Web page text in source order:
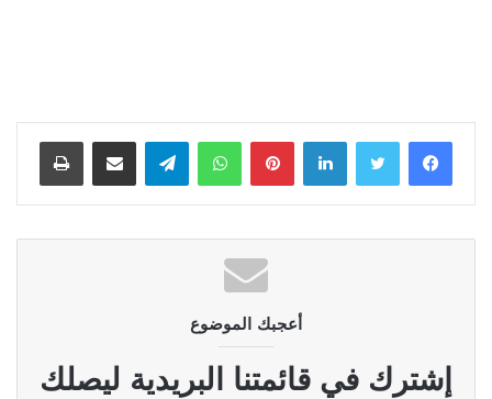
لينكدإن بينتيريستواتساب تيلقرام مشاركة عبر البريد طباعة
أعجبك الموضوع
إشترك في قائمتنا البريدية ليصلك